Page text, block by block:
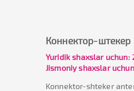
Коннектор-штекер
Yuridik shaxslar uchun:
Jismoniy shaxslar
Konnektor-shteker